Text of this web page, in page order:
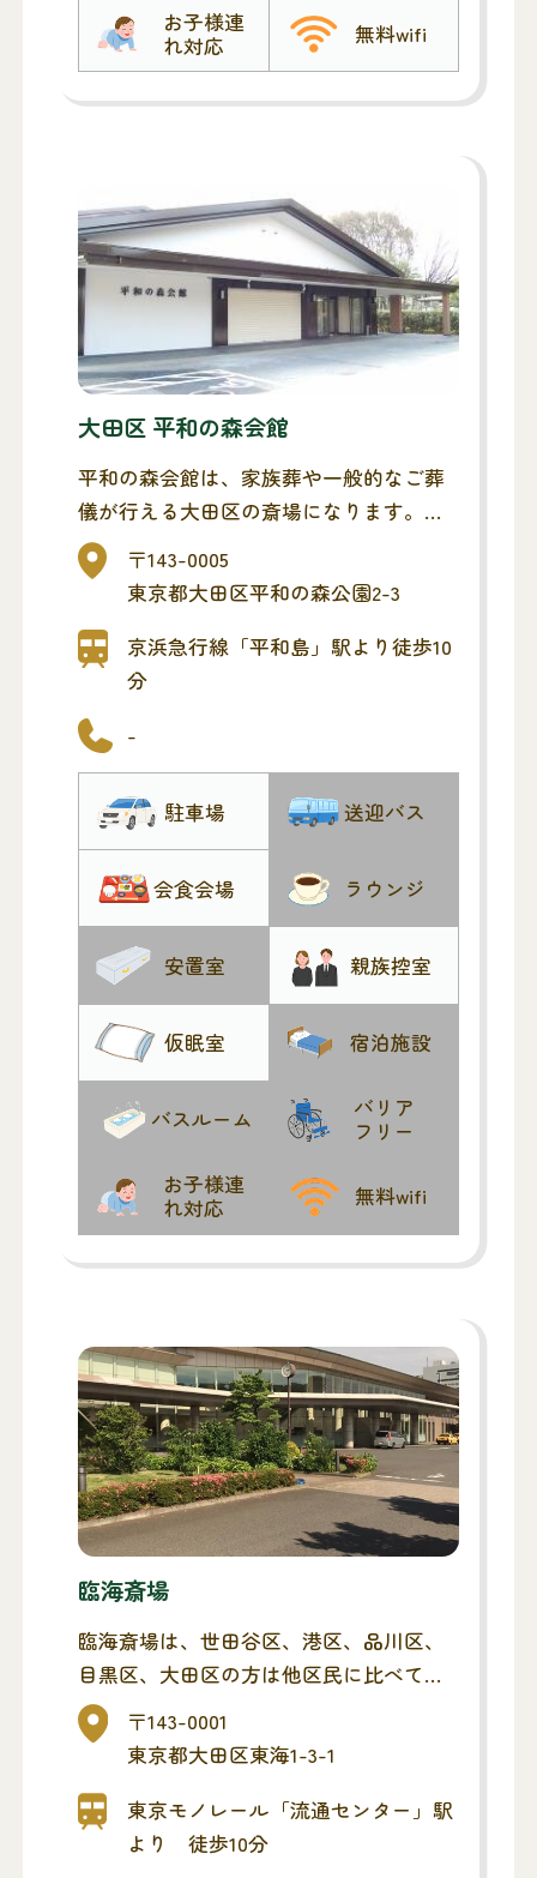
お子様連
れ対応
無料wifi
大田区 平和の森会館
平和の森会館は、家族葬や一般的なご葬
儀が行える大田区の斎場になります。敷
地内も広く、受付ができるスペースも確
保してあります。
大田区民以外の方もご利用いただけま
す。
公共交通機関から徒歩10分の立地にあ
り、便利な斎場です。
詳しくはお問い合わせください。
〒143-0005
東京都大田区平和の森公園2-3
京浜急行線「平和島」駅より徒歩10
分
-
駐車場 送迎バス
会食会場 ラウンジ
安置室 親族控室
仮眠室 宿泊施設
バスルーム
バリア
フリー
お子様連
れ対応
無料wifi
臨海斎場
臨海斎場は、世田谷区、港区、品川区、
目黒区、大田区の方は他区民に比べて安
価でご葬儀ができます。
また、火葬施設が併設されていますの
で、お通夜・告別式(ご葬儀)から火葬ま
で移動なく行えます。
葬儀式場４室、火葬炉１０基を有する公
〒143-0001
東京都大田区東海1-3-1
東京モノレール「流通センター」駅
より 徒歩10分